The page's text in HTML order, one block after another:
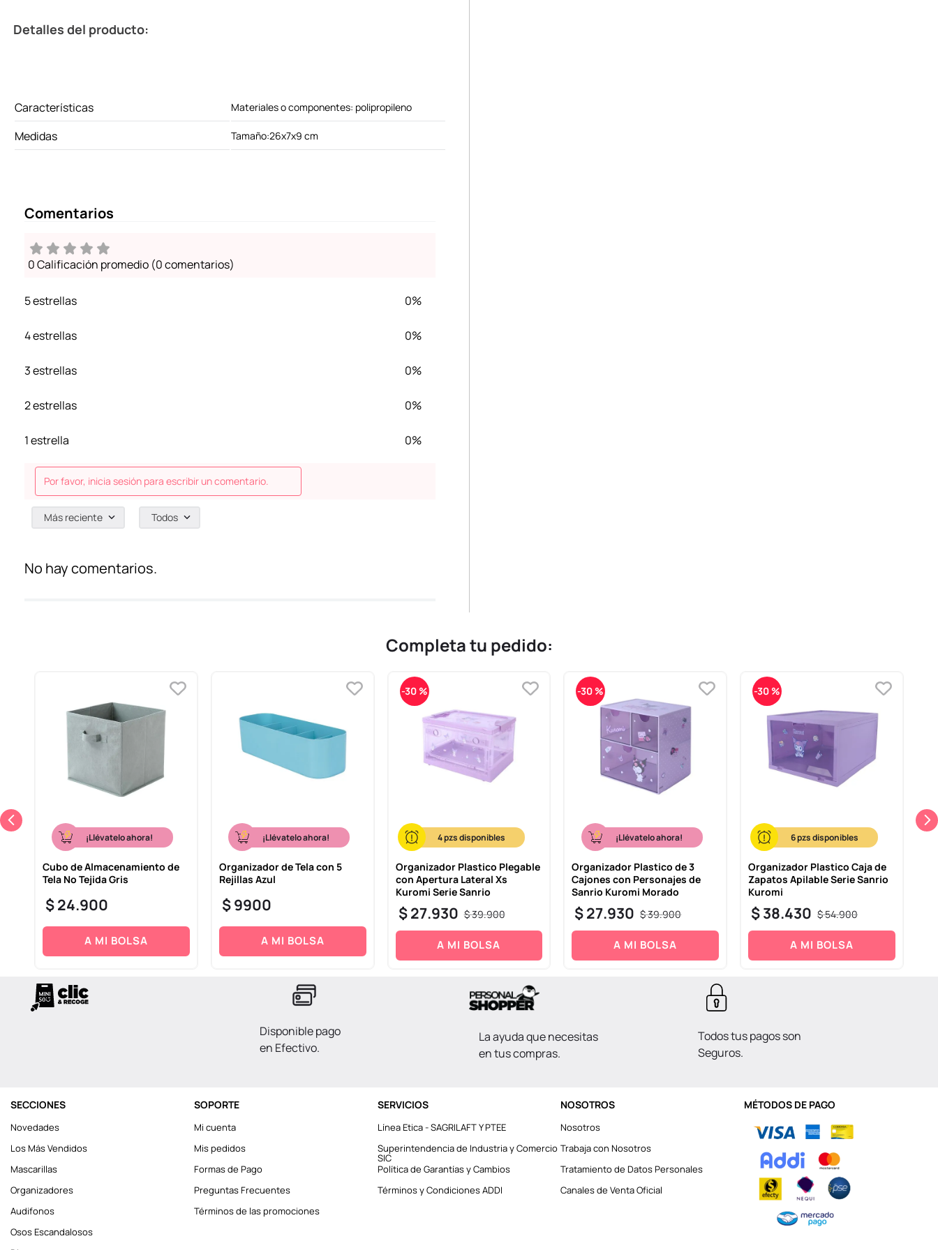
Detalles del producto:
Características Materiales o componentes: polipropileno
Medidas Tamaño:26x7x9 cm
Comentarios
0 Calificación promedio (0 comentarios)
5 estrellas 0%
4 estrellas 0%
3 estrellas 0%
2 estrellas 0%
1 estrella 0%
Por favor, inicia sesión para escribir un comentario.
Más reciente Todos
No hay comentarios.
Completa tu pedido:
¡Llévatelo ahora!
Cubo de Almacenamiento de
Tela No Tejida Gris
$24.900
A MI BOLSA
¡Llévatelo ahora!
Organizador de Tela con 5
Rejillas Azul
$9900
A MI BOLSA
-30 %
4
Organizador Plastico Plegable
con Apertura Lateral Xs
Kuromi Serie Sanrio
$39.900
$27.930
A MI BOLSA
-30 %
¡Llévatelo ahora!
Organizador Plastico de 3
Cajones con Personajes de
Sanrio Kuromi Morado
$39.900
$27.930
A MI BOLSA
-30 %
6
Organizador Plastico Caja de
Zapatos Apilable Serie Sanrio
Kuromi
$54.900
$38.430
A MI BOLSA
Disponible pago
en Efectivo.
La ayuda que necesitas
en tus compras.
Todos tus pagos son
Seguros.
SECCIONES
Novedades
Los Más Vendidos
Mascarillas
Organizadores
Audifonos
Osos Escandalosos
SOPORTE
Mi cuenta
Mis pedidos
Formas de Pago
Preguntas Frecuentes
Términos de las promociones
SERVICIOS
Línea Etica - SAGRILAFT Y PTEE
Superintendencia de Industria y Comercio
SIC
Política de Garantías y Cambios
Términos y Condiciones ADDI
NOSOTROS
Nosotros
Trabaja con Nosotros
Tratamiento de Datos Personales
Canales de Venta Oficial
MÉTODOS DE PAGO